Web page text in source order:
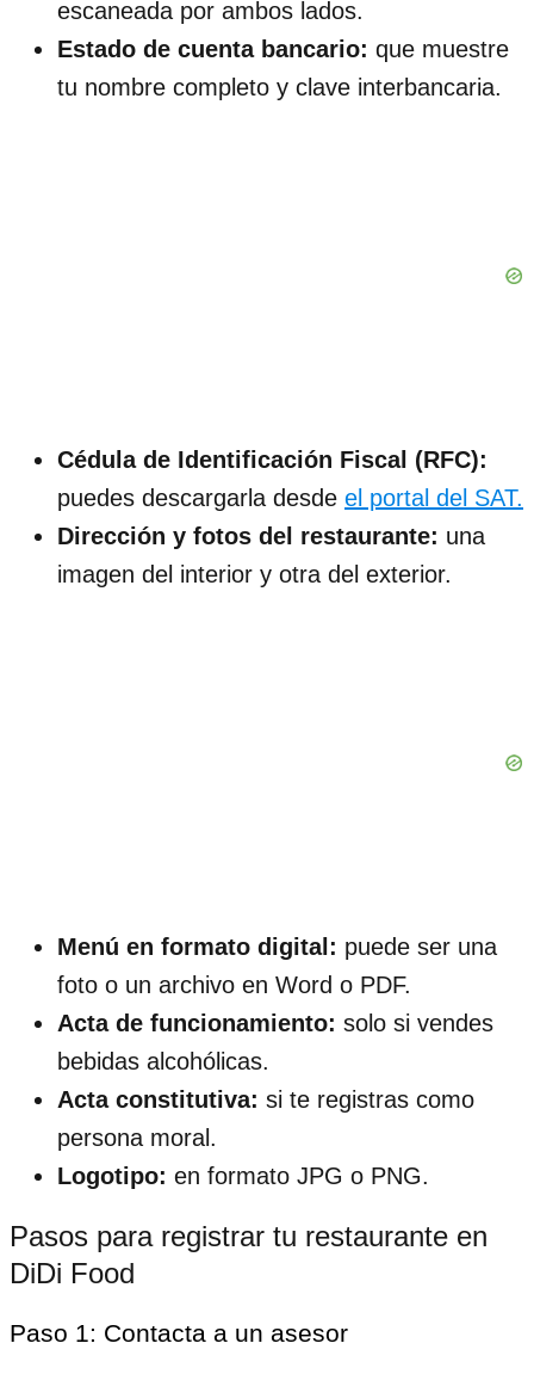
escaneada por ambos lados.
Estado de cuenta bancario: que muestre
tu nombre completo y clave interbancaria.
Cédula de Identificación Fiscal (RFC):
puedes descargarla desde el portal del SAT.
Dirección y fotos del restaurante: una
imagen del interior y otra del exterior.
Menú en formato digital: puede ser una
foto o un archivo en Word o PDF.
Acta de funcionamiento: solo si vendes
bebidas alcohólicas.
Acta constitutiva: si te registras como
persona moral.
Logotipo: en formato JPG o PNG.
Pasos para registrar tu restaurante en
DiDi Food
Paso 1: Contacta a un asesor